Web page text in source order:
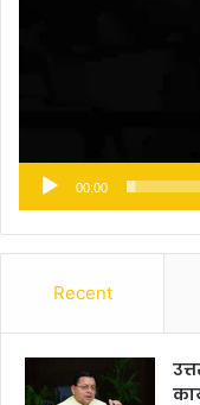
00:00
Recent